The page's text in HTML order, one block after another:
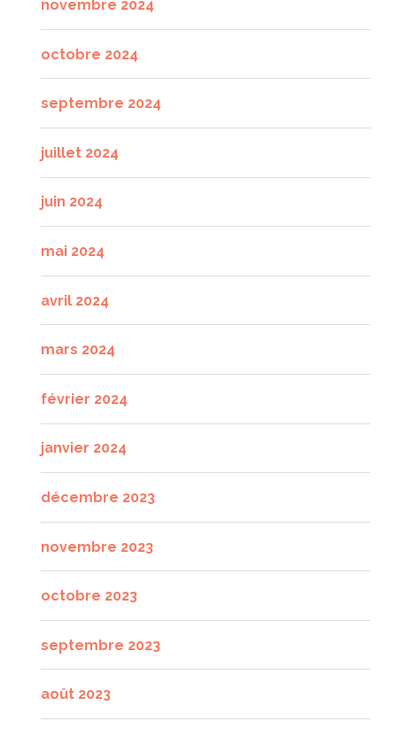
novembre 2024
octobre 2024
septembre 2024
juillet 2024
juin 2024
mai 2024
avril 2024
mars 2024
février 2024
janvier 2024
décembre 2023
novembre 2023
octobre 2023
septembre 2023
août 2023